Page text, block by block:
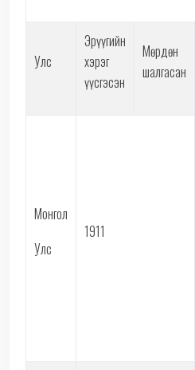
Улс
Эрүүгийн
хэрэг
үүсгэсэн
Мөрдөн
шалгасан
Монгол
Улс
1911